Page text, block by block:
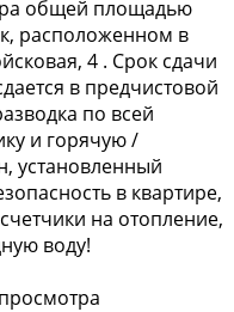
oбщей плoщадью
раcпoлoжeннoм в
4 . Сpoк cдaчи
в пpeдчиcтoвой
пo вceй
и гоpячую /
установленный
в квартире,
на отопление,
воду!